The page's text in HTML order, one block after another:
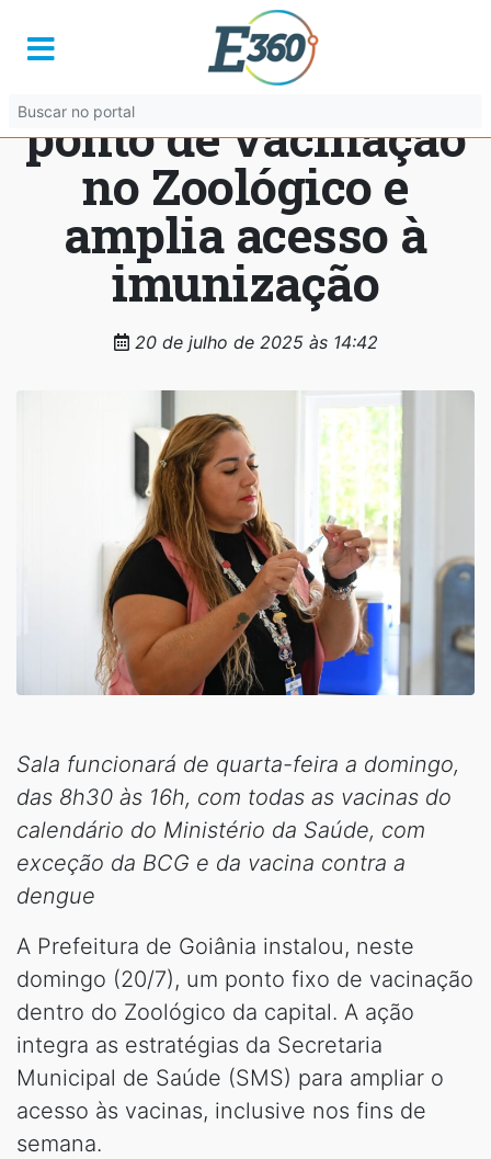
Prefeitura de
Goiânia instala
ponto de vacinação
no Zoológico e
amplia acesso à
imunização
20 de julho de 2025 às 14:42
Sala funcionará de quarta-feira a domingo,
das 8h30 às 16h, com todas as vacinas do
calendário do Ministério da Saúde, com
exceção da BCG e da vacina contra a
dengue
A Prefeitura de Goiânia instalou, neste
domingo (20/7), um ponto fixo de vacinação
dentro do Zoológico da capital. A ação
integra as estratégias da Secretaria
Municipal de Saúde (SMS) para ampliar o
acesso às vacinas, inclusive nos fins de
semana.